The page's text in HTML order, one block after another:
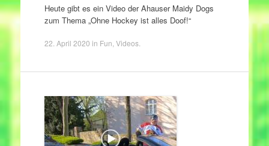
Heute gibt es ein Video der Ahauser Maidy Dogs
zum Thema „Ohne Hockey ist alles Doof!“
22. April 2020 in Fun Videos.